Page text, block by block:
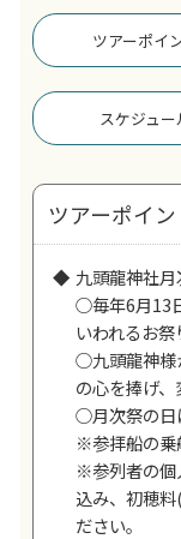
ツアーポイ
スケジュー
ツアーポイン
九頭龍神社
○毎年6月13
いわれるお祭
○九頭龍神様
の心を捧げ、
○月次祭の日
※参拝船の乗
※参列者の個
込み、初穂
ださい。